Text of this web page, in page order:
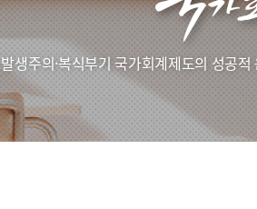
발생주의·복식부기 국가회계제도의 성공